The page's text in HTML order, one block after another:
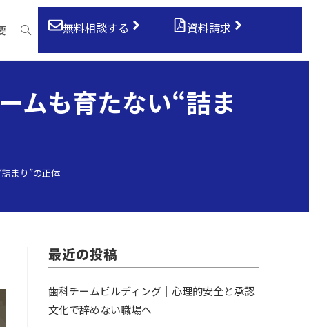
無料相談する 資料請求
ムも育たない“詰ま
まり”の正体
最近の投稿
歯科チームビルディング｜心理的安全と承認
文化で辞めない職場へ